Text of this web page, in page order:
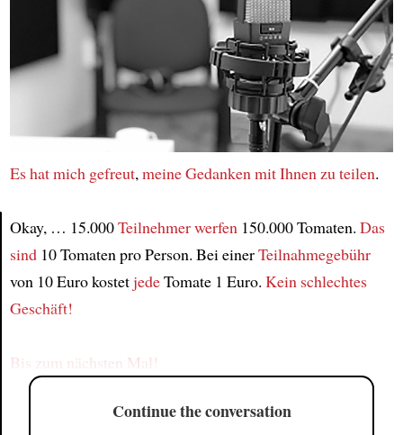
Article
Es hat mich gefreut,meine Gedankenmit Ihnenzu teilen.
Okay, … 15.000Teilnehmerwerfen150.000 Tomaten. Das
sind10 Tomaten pro Person. Bei einerTeilnahmegebühr
von 10 Euro kostetjedeTomate 1 Euro. Kein schlechtes
Geschäft!
Bis zum nächsten Mal!
Continue the conversation